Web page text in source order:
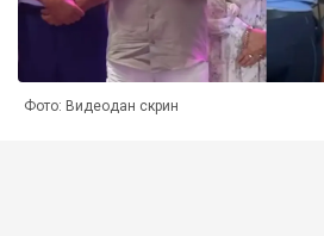
Фото: Видеодан скрин